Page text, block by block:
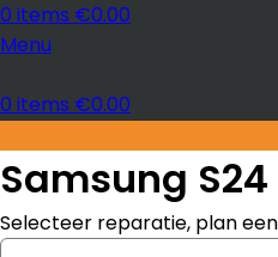
0 items €0.00
Menu
0 items €0.00
Samsung
Selecteer reparatie, plan